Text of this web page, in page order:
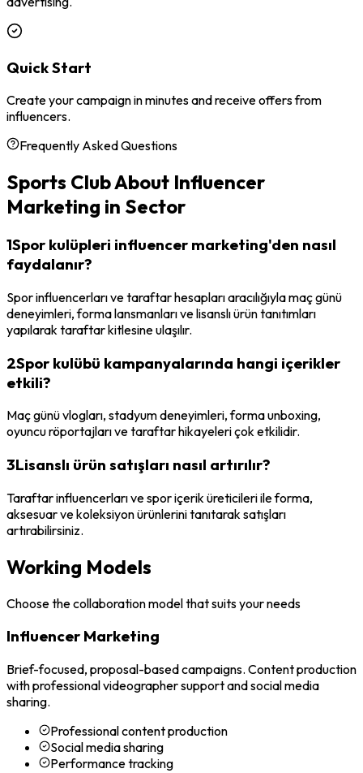
Quick Start
Create your campaign in minutes and receive offers from
influencers.
Frequently Asked Questions
Sports ClubAbout Influencer
Marketing in Sector
1Spor kulüpleri influencer marketing'den nasıl
faydalanır?
Spor influencerları ve taraftar hesapları aracılığıyla maç günü
deneyimleri, forma lansmanları ve lisanslı ürün tanıtımları
yapılarak taraftar kitlesine ulaşılır.
2Spor kulübü kampanyalarında hangi içerikler
etkili?
Maç günü vlogları, stadyum deneyimleri, forma unboxing,
oyuncu röportajları ve taraftar hikayeleri çok etkilidir.
3Lisanslı ürün satışları nasıl artırılır?
Taraftar influencerları ve spor içerik üreticileri ile forma,
aksesuar ve koleksiyon ürünlerini tanıtarak satışları
artırabilirsiniz.
Working Models
Choose the collaboration model that suits your needs
Influencer Marketing
Brief-focused, proposal-based campaigns. Content production
with professional videographer support and social media
sharing.
Professional content production
Social media sharing
Performance tracking